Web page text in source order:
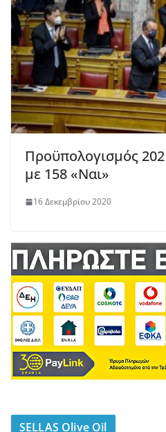
Προϋπολογισμός
με 158 «Ναι»
16 Δεκεμβρίου 2020
SELLAS Olive Oil